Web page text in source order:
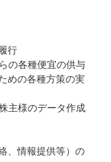
行
の各種便宜の供与
めの各種方策の実
主様のデータ作成
、情報提供等）の